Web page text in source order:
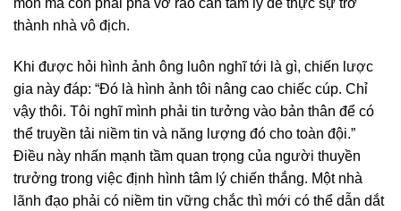
môn mà còn phải phá vỡ rào cản tâm lý để thực sự trở
thành nhà vô địch.
Khi được hỏi hình ảnh ông luôn nghĩ tới là gì, chiến lược
gia này đáp: “Đó là hình ảnh tôi nâng cao chiếc cúp. Chỉ
vậy thôi. Tôi nghĩ mình phải tin tưởng vào bản thân để có
thể truyền tải niềm tin và năng lượng đó cho toàn đội.”
Điều này nhấn mạnh tầm quan trọng của người thuyền
trưởng trong việc định hình tâm lý chiến thắng. Một nhà
lãnh đạo phải có niềm tin vững chắc thì mới có thể dẫn dắt